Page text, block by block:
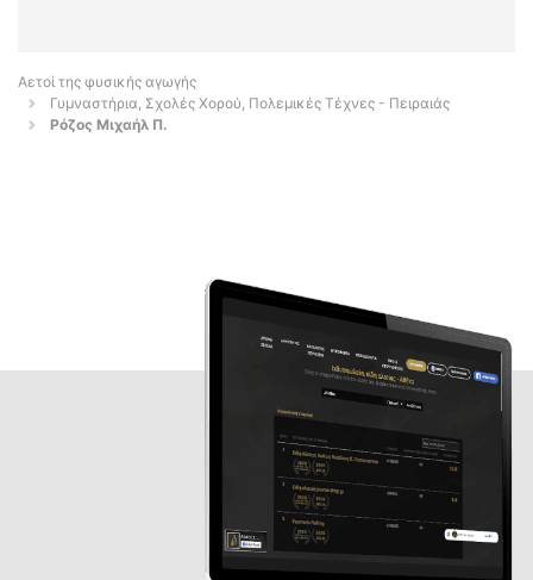
Αετοί της φυσικής αγωγής
Γυμναστήρια, Σχολές Χορού, Πολεμικές Τέχνες - Πειραιάς
Ρόζος Μιχαήλ Π.